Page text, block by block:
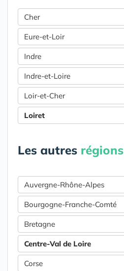
Cher
Eure-et-Loir
Indre
Indre-et-Loire
Loir-et-Cher
Loiret
Les autres régions
Auvergne-Rhône-Alpes
Bourgogne-Franche-Comté
Bretagne
Centre-Val de Loire
Corse